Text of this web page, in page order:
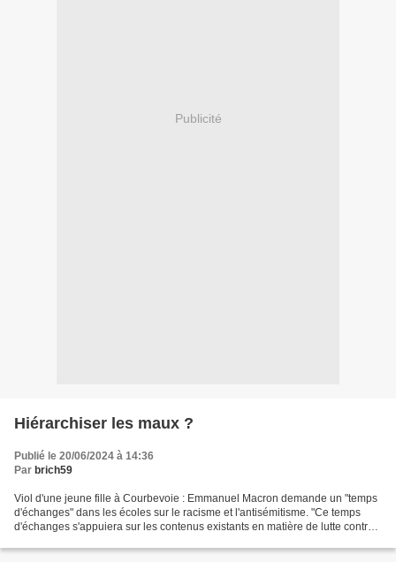
Publicité
Hiérarchiser les maux ?
Publié le 20/06/2024 à 14:36
Par brich59
Viol d'une jeune fille à Courbevoie : Emmanuel Macron demande un "temps
d'échanges" dans les écoles sur le racisme et l'antisémitisme. "Ce temps
d'échanges s'appuiera sur les contenus existants en matière de lutte contre